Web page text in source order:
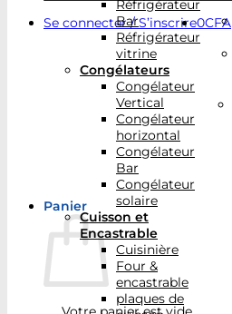
Se connecter / S’inscrire0CFA
Panier
Réfrigérateur
Bar
Réfrigérateur
vitrine
Congélateurs
Congélateur
Vertical
Congélateur
horizontal
Congélateur
Bar
Congélateur
solaire
Cuisson et
Encastrable
Cuisinière
Four &
encastrable
plaques de